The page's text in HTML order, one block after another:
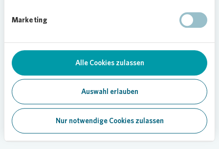
Marketing
Alle Cookies zulassen
Auswahl erlauben
Nur notwendige Cookies zulassen